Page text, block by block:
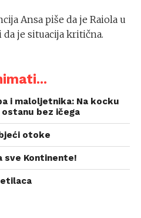
Ansa piše da je Raiola u
je situacija kritična.
i maloljetnika: Na kocku
bez ičega
otoke
sve Kontinente!